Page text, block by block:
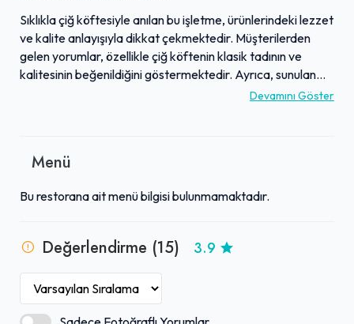
Sıklıkla çiğ köftesiyle anılan bu işletme, ürünlerindeki lezzet
ve kalite anlayışıyla dikkat çekmektedir. Müşterilerden
gelen yorumlar, özellikle çiğ köftenin klasik tadının ve
kalitesinin beğenildiğini göstermektedir. Ayrıca, sunulan
hizmetin iyi olduğu ve genel müşteri memnuniyetinin
için lezzeti ve kalitesiyle tercih edilen bir adres olarak
Devamını Göster
Menü
Bu restorana ait menü bilgisi bulunmamaktadır.
Değerlendirme (15) 3.9